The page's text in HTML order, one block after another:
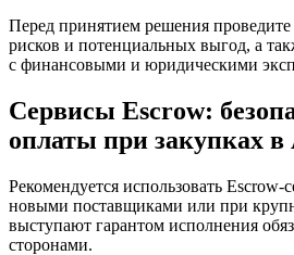
Перед принятием решения
рисков и потенциальных выгод, а
с финансовыми и юридическими
Сервисы Escrow:
оплаты при закупках в
Рекомендуется использовать Escrow-
новыми поставщиками или при
выступают гарантом исполнения
сторонами.